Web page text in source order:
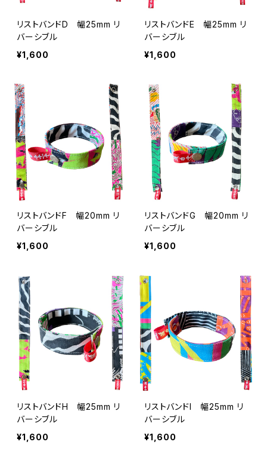
リストバンドD 幅25mm リ
バーシブル
¥1,600
リストバンドE 幅25mm リ
バーシブル
¥1,600
リストバンドF 幅20mm リ
バーシブル
¥1,600
リストバンドG 幅20mm リ
バーシブル
¥1,600
リストバンドH 幅25mm リ
バーシブル
¥1,600
リストバンドI 幅25mm リ
バーシブル
¥1,600